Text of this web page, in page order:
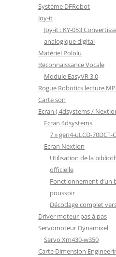
Système DFRobot
Joy-it
Joy-it : KY-053
analogique digital
Matériel Pololu
Reconnaissance Vocale
Module EasyVR 3.0
Rogue Robotics lecture
Carte son
Ecran ( 4dsystems /
Ecran 4dsystems
7 » gen4-uLCD-70DCT-
Ecran Nextion
Utilisation de la
officielle
Fonctionnement d’un
poussoir
Décodage complet
Driver moteur pas à pas
Servomoteur Dynamixel
Servo Xm430-w350
Carte Dimension